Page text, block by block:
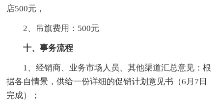
店500元，
2、吊旗费用：500元
十、事务流程
1、经销商、业务市场人员、其他渠道汇总意见：根
据各自情景，供给一份详细的促销计划意见书（6月7日
完成）；